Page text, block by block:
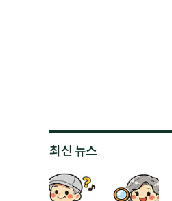
최신 뉴스